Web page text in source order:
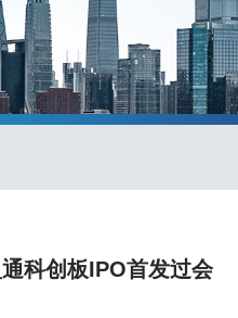
科创板IPO首发过会